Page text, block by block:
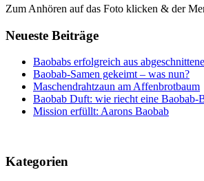
Zum Anhören auf das Foto klicken & der
Neueste Beiträge
Baobabs erfolgreich aus
Baobab-Samen gekeimt – was nun?
Maschendrahtzaun am Affenbrotbaum
Baobab Duft: wie riecht eine Baobab-
Mission erfüllt: Aarons Baobab
Kategorien